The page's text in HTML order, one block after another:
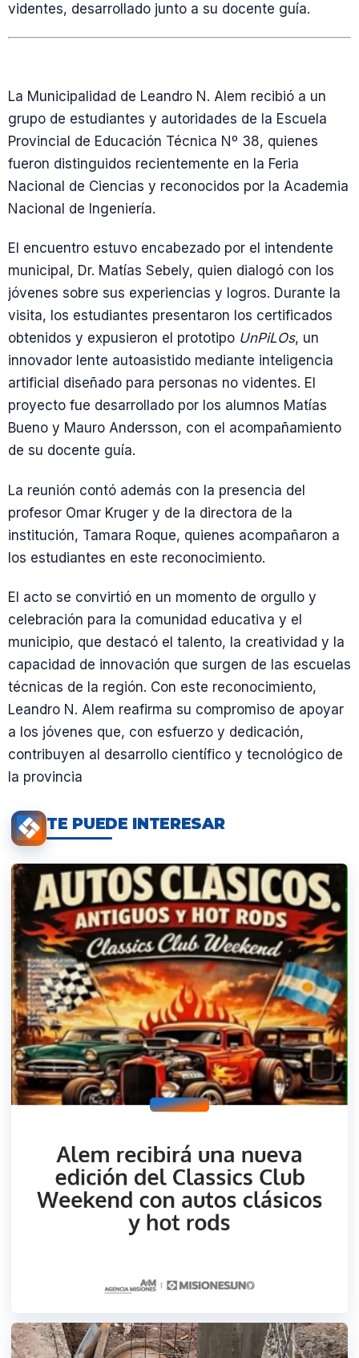
videntes, desarrollado junto a su docente guía.
La Municipalidad de Leandro N. Alem recibió a un
grupo de estudiantes y autoridades de la Escuela
Provincial de Educación Técnica Nº 38, quienes
fueron distinguidos recientemente en la Feria
Nacional de Ciencias y reconocidos por la Academia
Nacional de Ingeniería.
El encuentro estuvo encabezado por el intendente
municipal, Dr. Matías Sebely, quien dialogó con los
jóvenes sobre sus experiencias y logros. Durante la
visita, los estudiantes presentaron los certificados
obtenidos y expusieron el prototipo UnPiLOs, un
innovador lente autoasistido mediante inteligencia
artificial diseñado para personas no videntes. El
proyecto fue desarrollado por los alumnos Matías
Bueno y Mauro Andersson, con el acompañamiento
de su docente guía.
La reunión contó además con la presencia del
profesor Omar Kruger y de la directora de la
institución, Tamara Roque, quienes acompañaron a
los estudiantes en este reconocimiento.
El acto se convirtió en un momento de orgullo y
celebración para la comunidad educativa y el
municipio, que destacó el talento, la creatividad y la
capacidad de innovación que surgen de las escuelas
técnicas de la región. Con este reconocimiento,
Leandro N. Alem reafirma su compromiso de apoyar
a los jóvenes que, con esfuerzo y dedicación,
contribuyen al desarrollo científico y tecnológico de
la provincia
TE PUEDE INTERESAR